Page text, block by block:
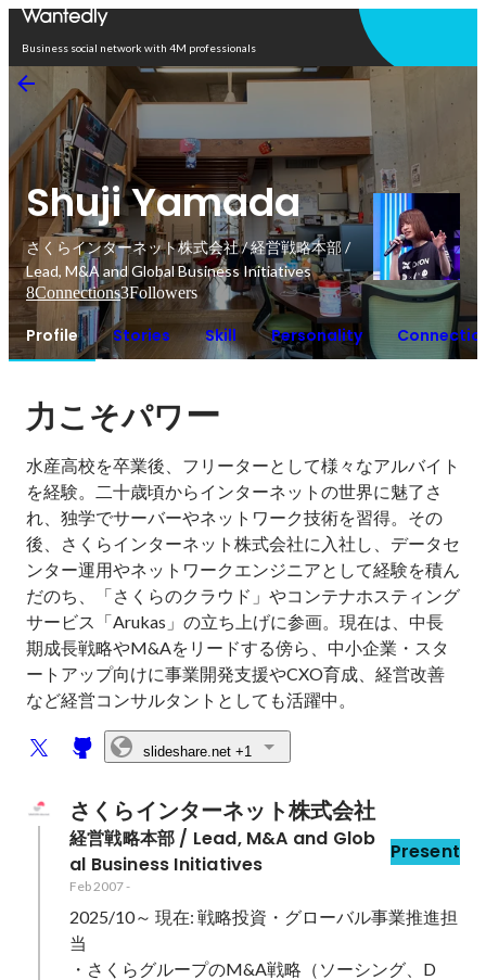
Business social network with 4M professionals
Shuji Yamada
さくらインターネット株式会社 / 経営戦略本部 /
Lead, M&A and Global Business Initiatives
8Connections3Followers
Profile Stories Skill Personality
力こそパワー
水産高校を卒業後、フリーターとして様々なアルバイト
を経験。二十歳頃からインターネットの世界に魅了さ
れ、独学でサーバーやネットワーク技術を習得。その
後、さくらインターネット株式会社に入社し、データセ
ンター運用やネットワークエンジニアとして経験を積ん
だのち、「さくらのクラウド」やコンテナホスティング
サービス「Arukas」の立ち上げに参画。現在は、中長
期成長戦略やM&Aをリードする傍ら、中小企業・スタ
ートアップ向けに事業開発支援やCXO育成、経営改善
など経営コンサルタントとしても活躍中。
slideshare.net +1
さくらインターネット株式会社
経営戦略本部 / Lead, M&A and Glob
al Business Initiatives
Present
Feb 2007-
2025/10～ 現在: 戦略投資・グローバル事業推進担
当
・さくらグループのM&A戦略（ソーシング、D